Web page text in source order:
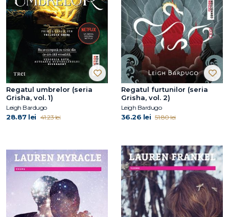
Regatul umbrelor (seria
Grisha, vol. 1)
Leigh Bardugo
28.87 lei 41.23 lei
Regatul furtunilor (seria
Grisha, vol. 2)
Leigh Bardugo
36.26 lei 51.80 lei